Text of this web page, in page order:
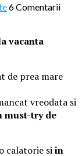
6 Comentarii
vacanta
de prea mare
vreodata si
must-try de
calatorie siin